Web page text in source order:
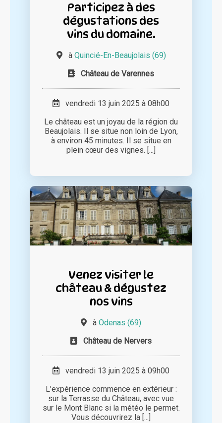
Participez à des
dégustations des
vins du domaine.
à Quincié-En-Beaujolais (69)
Château de Varennes
vendredi 13 juin 2025 à 08h00
Le château est un joyau de la région du
Beaujolais. Il se situe non loin de Lyon,
à environ 45 minutes. Il se situe en
plein cœur des vignes. [...]
Venez visiter le
château & dégustez
nos vins
à Odenas (69)
Château de Nervers
vendredi 13 juin 2025 à 09h00
L’expérience commence en extérieur :
sur la Terrasse du Château, avec vue
sur le Mont Blanc si la météo le permet.
Vous découvrirez la [...]